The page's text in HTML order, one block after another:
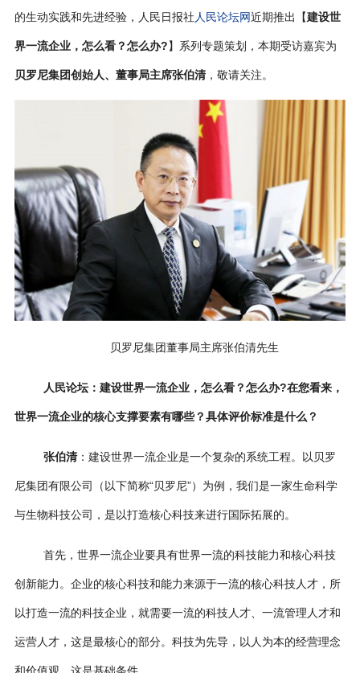
的生动实践和先进经验，人民日报社 人民论坛网近期推出【建设世
界一流企业，怎么看？怎么办?】系列专题策划，本期受访嘉宾为
贝罗尼集团创始人、董事局主席张伯清，敬请关注。
贝罗尼集团董事局主席张伯清先生
人民论坛： 建设世界一流企业，怎么看？怎么办?在您看来，
世界一流企业的核心支撑要素有哪些？具体评价标准是什么？
张伯清：建设世界一流企业是一个复杂的系统工程。以贝罗
尼集团有限公司（以下简称“贝罗尼”）为例，我们是一家生命科学
与生物科技公司，是以打造核心科技来进行国际拓展的。
首先，世界一流企业要具有世界一流的科技能力和核心科技
创新能力。企业的核心科技和能力来源于一流的核心科技人才，所
以打造一流的科技企业，就需要一流的科技人才、一流管理人才和
运营人才，这是最核心的部分。科技为先导，以人为本的经营理念